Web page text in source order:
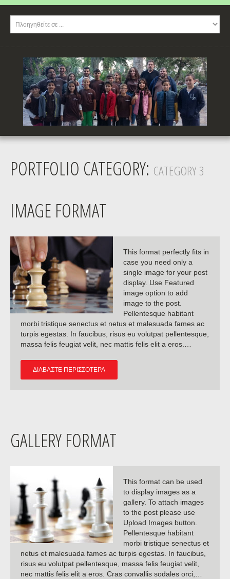
PORTFOLIO CATEGORY: CATEGORY 3
IMAGE FORMAT
This format perfectly fits in
case you need only a
single image for your post
display. Use Featured
image option to add
image to the post.
Pellentesque habitant
morbi tristique senectus et netus et malesuada fames ac
turpis egestas. In faucibus, risus eu volutpat pellentesque,
massa felis feugiat velit, nec mattis felis elit a eros.…
ΔΙΑΒΆΣΤΕ ΠΕΡΙΣΣΌΤΕΡΑ
GALLERY FORMAT
This format can be used
to display images as a
gallery. To attach images
to the post please use
Upload Images button.
Pellentesque habitant
morbi tristique senectus et
netus et malesuada fames ac turpis egestas. In faucibus,
risus eu volutpat pellentesque, massa felis feugiat velit,
nec mattis felis elit a eros. Cras convallis sodales orci,…